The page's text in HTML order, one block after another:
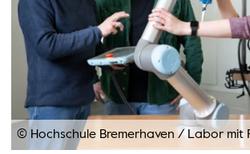
© Hochschule Bremerhaven/Labor mit